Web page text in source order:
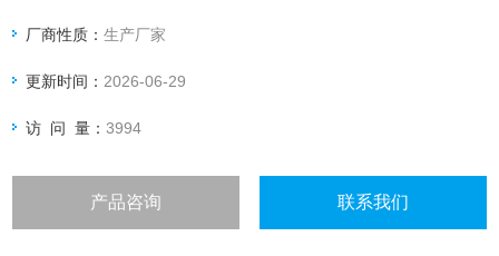
厂商性质：生产厂家
更新时间： 2026-06-29
访 问 量：3994
产品咨询 联系我们